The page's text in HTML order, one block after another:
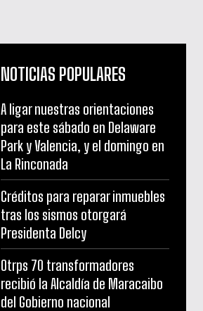
NOTICIAS POPULARES
A ligar nuestras orientaciones
para este sábado en Delaware
Park y Valencia, y el domingo en
La Rinconada
Créditos para reparar inmuebles
tras los sismos otorgará
Presidenta Delcy
Otrps 70 transformadores
recibió la Alcaldía de Maracaibo
del Gobierno nacional